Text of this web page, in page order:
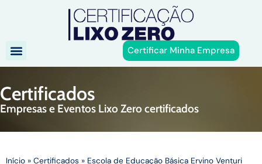
Certificar Minha Empresa
Certificados
Empresas e Eventos Lixo Zero certificados
Início » Certificados » Escola de Educação Básica Ervino Venturi